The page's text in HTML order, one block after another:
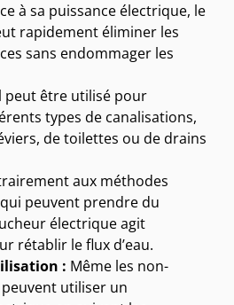
à sa puissance électrique, le
rapidement éliminer les
sans endommager les
peut être utilisé pour
types de canalisations,
de toilettes ou de drains
aux méthodes
peuvent prendre du
électrique agit
rétablir le flux d’eau.
: Même les non-
utiliser un